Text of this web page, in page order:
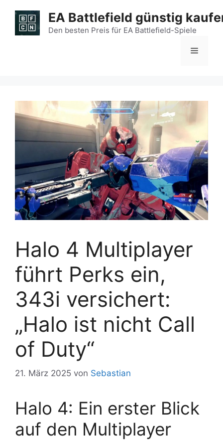
Inhalt
springen
EA Battlefield günstig
Den besten Preis für EA Battlefield-Spiele
Menü
Halo 4 Multiplayer
führt Perks ein,
343i versichert:
„Halo ist nicht Call
of Duty“
21. März 2025 von Sebastian
Halo 4: Ein erster Blick
auf den Multiplayer